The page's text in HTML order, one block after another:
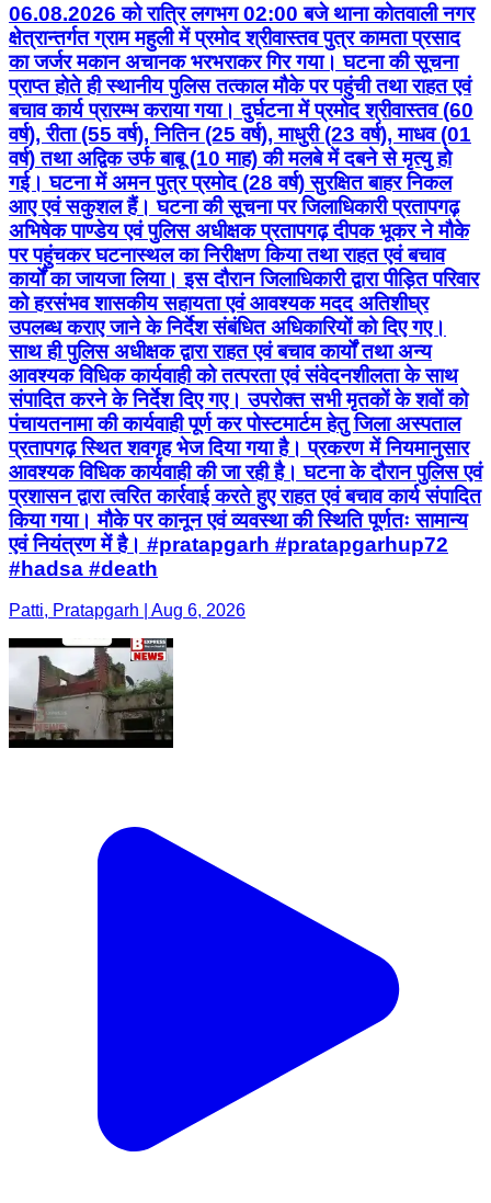
06.08.2026 को रात्रि लगभग 02:00 बजे थाना कोतवाली नगर
क्षेत्रान्तर्गत ग्राम महुली में प्रमोद श्रीवास्तव पुत्र कामता प्रसाद
का जर्जर मकान अचानक भरभराकर गिर गया। घटना की सूचना
प्राप्त होते ही स्थानीय पुलिस तत्काल मौके पर पहुंची तथा राहत एवं
बचाव कार्य प्रारम्भ कराया गया। दुर्घटना में प्रमोद श्रीवास्तव (60
वर्ष), रीता (55 वर्ष), नितिन (25 वर्ष), माधुरी (23 वर्ष), माधव (01
वर्ष) तथा अद्विक उर्फ बाबू (10 माह) की मलबे में दबने से मृत्यु हो
गई। घटना में अमन पुत्र प्रमोद (28 वर्ष) सुरक्षित बाहर निकल
आए एवं सकुशल हैं। घटना की सूचना पर जिलाधिकारी प्रतापगढ़
अभिषेक पाण्डेय एवं पुलिस अधीक्षक प्रतापगढ़ दीपक भूकर ने मौके
पर पहुंचकर घटनास्थल का निरीक्षण किया तथा राहत एवं बचाव
कार्यों का जायजा लिया। इस दौरान जिलाधिकारी द्वारा पीड़ित परिवार
को हरसंभव शासकीय सहायता एवं आवश्यक मदद अतिशीघ्र
उपलब्ध कराए जाने के निर्देश संबंधित अधिकारियों को दिए गए।
साथ ही पुलिस अधीक्षक द्वारा राहत एवं बचाव कार्यों तथा अन्य
आवश्यक विधिक कार्यवाही को तत्परता एवं संवेदनशीलता के साथ
संपादित करने के निर्देश दिए गए। उपरोक्त सभी मृतकों के शवों को
पंचायतनामा की कार्यवाही पूर्ण कर पोस्टमार्टम हेतु जिला अस्पताल
प्रतापगढ़ स्थित शवगृह भेज दिया गया है। प्रकरण में नियमानुसार
आवश्यक विधिक कार्यवाही की जा रही है। घटना के दौरान पुलिस एवं
प्रशासन द्वारा त्वरित कार्रवाई करते हुए राहत एवं बचाव कार्य संपादित
किया गया। मौके पर कानून एवं व्यवस्था की स्थिति पूर्णतः सामान्य
एवं नियंत्रण में है। #pratapgarh #pratapgarhup72
#hadsa #death
Patti, Pratapgarh | Aug 6, 2026